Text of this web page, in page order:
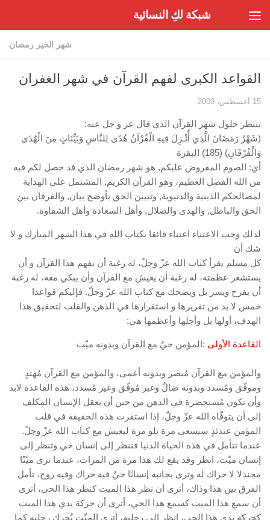
شبكة لكِ النسائية
شهر الخير رمضان
القواعد الكبرى لفهم القرآن في شهر الغفران
15 أغسطس، 2009
ننتظر حلول شهر القرآن الذي قال عز و جل عنه:
(شَهْرُ رَمَضَانَ الَّذِي أُنْـزِلَ فِيهِ الْقُرْآنُ هُدًى لِلنَّاسِ وَبَيِّنَاتٍ مِنَ الْهُدَى
وَالْفُرْقَانِ) (185) البقرة
أي: الصوم المفروض عليكم, هو شهر رمضان الذي قد حصل لكم فيه
من الله الفضل العظيم، وهو القرآن الكريم, المشتمل على الهداية
لمصالحكم الدينية والدنيوية, وتبيين الحق بأوضح بيان, والفرقان بين
الحق والباطل, والهدى والضلال, وأهل السعادة وأهل الشقاوة.
لذلك وجب الاعتناء اعتناء فائقا بكتاب الله في هذا الشهر المبارك و لا
شك أن
كل مسلم يقرأ كتاب الله عزّ وجلّ، له رغبة أن يفهم هذا القرآن و أن
يستشعر عظمته، له رغبة أن يعيش مع القرآن وأن يبكي معه، له رغبة
أن يفرح ويسر بل ويضحك مع كتاب الله عزّ وجلّ. فإليكم قواعدا
خمس لا بد من تقريرها و استقرارها في الذهن والقلب لتحقيق هذا
الهدف، أولها بل وأجلها وأعظمها هي:
القاعدة الأولى :المؤمن حيٌ مع القرآن وبدونه ميّت
والمؤمن مع القرآن مُبصر وبدونه أعمى، والمؤمن مع القرآن مُهتدٍ
وموفّق ومُسدد وبدونه ضالٌ وغير مُوفّق وغير مُسدد، هذه القاعدة لابد
وأن تكون مُستحضرة في الذهن من حين أن يعقل الإنسان المكلف
إلى أن يتوفّاه الله عزّ وجلّ، إذا استقرت هذه الحقيقة في قلب
المؤمن عندئذٍ سيسعى مرة تلو مرة ليعيش مع كتاب الله عزّ وجلّ.
عندما تتأمل في هذه الحياة الدنيا فتنظر إلى إنسان حي وتنظر إلى
إنسان ميّت، انظر وقد يقع لك هذا مرة من المرات، عندما ترى ميّتًا
مجندلا لا حراك له وترى بجانبه إنسانًا حيٌ فيه حراك وفيه روح، تأمل
الفرق بين هذا وذاك، أترى أن نظر هذا الميت كنظر هذا الحي، أترى
أن سمع هذا الميت كسمع هذا الحي، أترى أن حركة يدي هذا الميت
كحركة يدي هذا الحي، انظر إلى رجليه، أترى الميّت يُحرك رجليه كما